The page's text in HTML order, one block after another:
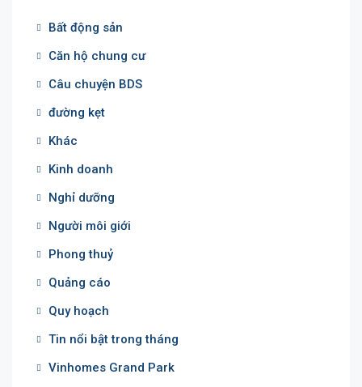
Bất động sản
Căn hộ chung cư
Câu chuyện BDS
đường kẹt
Khác
Kinh doanh
Nghỉ dưỡng
Người môi giới
Phong thuỷ
Quảng cáo
Quy hoạch
Tin nổi bật trong tháng
Vinhomes Grand Park